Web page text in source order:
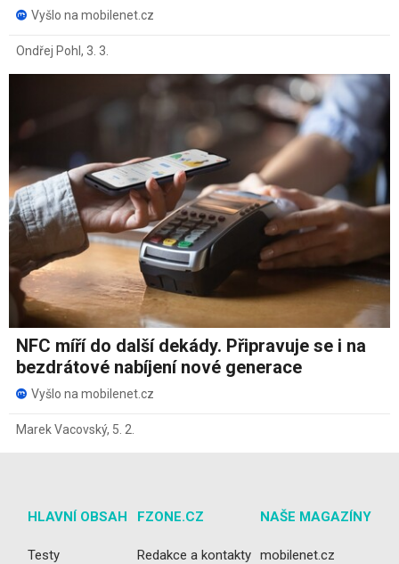
Vyšlo na mobilenet.cz
Ondřej Pohl , 3. 3.
NFC míří do další dekády. Připravuje se i na
bezdrátové nabíjení nové generace
Vyšlo na mobilenet.cz
Marek Vacovský, 5. 2.
HLAVNÍ OBSAH
Testy
FZONE.CZ
Redakce a kontakty
NAŠE MAGAZÍNY
mobilenet.cz